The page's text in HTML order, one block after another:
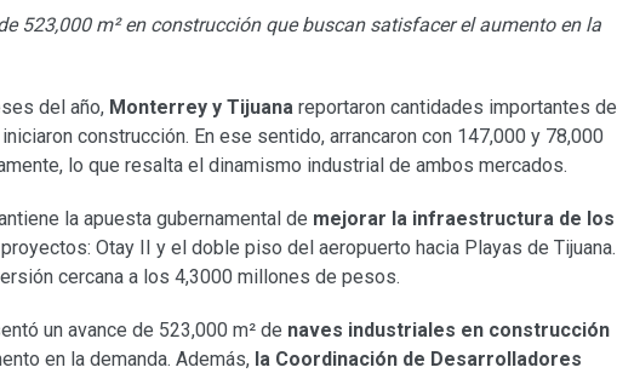
523,000 m² en construcción que buscan satisfacer el aumento en la
del año, Monterrey y Tijuana reportaron cantidades importantes de
construcción. En ese sentido, arrancaron con 147,000 y 78,000
lo que resalta el dinamismo industrial de ambos mercados.
la apuesta gubernamental de mejorar la infraestructura de los
Otay II y el doble piso del aeropuerto hacia Playas de Tijuana.
cercana a los 4,3000 millones de pesos.
un avance de 523,000 m² de naves industriales en construcción
en la demanda. Además, la Coordinación de Desarrolladores